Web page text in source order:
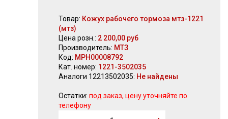
Товар: Кожух рабочего тормоза мтз-1221
(мтз)
Цена розн.: 2 200,00 руб
Производитель: МТЗ
Код: МРН00008792
Кат. номер: 1221-3502035
Аналоги 12213502035: Не найдены
Остатки: под заказ, цену уточняйте по
телефону